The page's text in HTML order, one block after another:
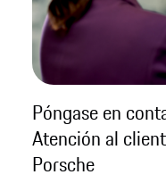
Póngase en
Atención al
Porsche